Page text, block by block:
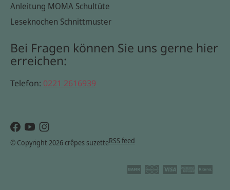
Anleitung MOMA Schultüte
Leseknochen Schnittmuster
Bei Fragen können Sie uns gerne hier
erreichen:
Telefon: 0221 2616939
© Copyright 2026 crêpes suzetteRSS feed